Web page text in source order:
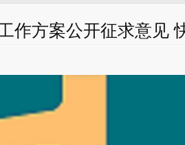
作方案公开征求意见